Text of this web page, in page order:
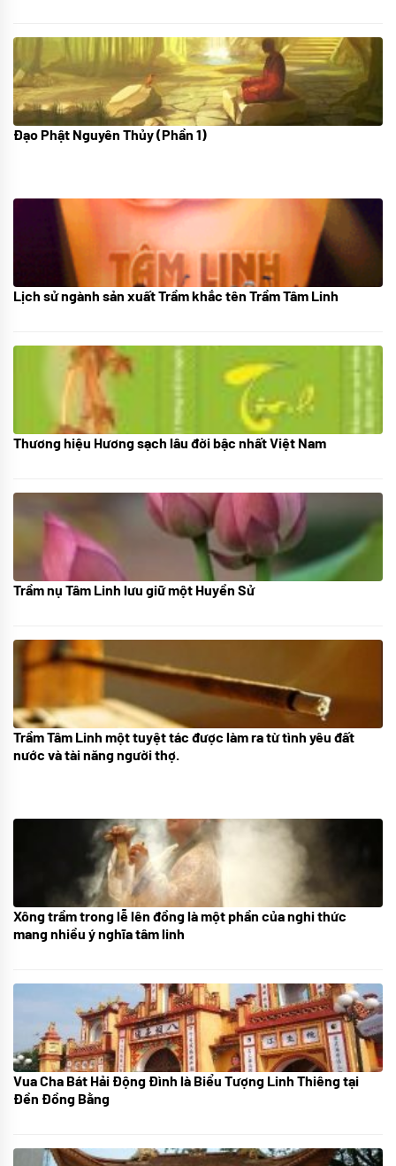
08/06/2022
Đạo Phật Nguyên Thủy (Phần 1)
21/10/2025
Lịch sử ngành sản xuất Trầm khắc tên Trầm Tâm Linh
18/10/2025
Thương hiệu Hương sạch lâu đời bậc nhất Việt Nam
05/10/2025
Trầm nụ Tâm Linh lưu giữ một Huyền Sử
09/06/2024
Trầm Tâm Linh một tuyệt tác được làm ra từ tình yêu đất
nước và tài năng người thợ.
21/07/2024
Xông trầm trong lễ lên đồng là một phần của nghi thức
mang nhiều ý nghĩa tâm linh
08/07/2024
Vua Cha Bát Hải Động Đình là Biểu Tượng Linh Thiêng tại
Đền Đồng Bằng